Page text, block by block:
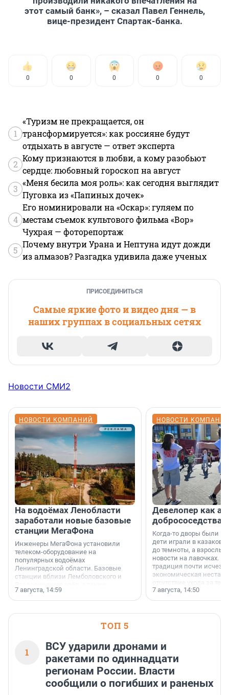
этот самый банк», – сказал Павел Геннель,
вице-президент Спартак-банка.
0 0 0 0 0
1
«Туризм не прекращается, он
трансформируется»: как россияне будут
отдыхать в августе — ответ эксперта
2
Кому признаются в любви, а кому разобьют
сердце: любовный гороскоп на август
3
«Меня бесила моя роль»: как сегодня выглядит
Пуговка из «Папиных дочек»
4
Его номинировали на «Оскар»: гуляем по
местам съемок культового фильма «Вор»
Чухрая — фоторепортаж
5
Почему внутри Урана и Нептуна идут дожди
из алмазов? Разгадка удивила даже ученых
ПРИСОЕДИНИТЬСЯ
Самые яркие фото и видео дня — в
наших группах в социальных сетях
Новости СМИ2
НОВОСТИ КОМПАНИЙ
На водоёмах Ленобласти
заработали новые базовые
станции МегаФона
Инженеры МегаФона установили
телеком-оборудование на
популярных водоёмах
Ленинградской области. Базовые
станции вблизи Лемболовского и
недалеко от Большого Тосненского
водопада.
7 августа, 14:59
НОВОСТИ
Девелопер как
добрососедства
Когда-то дворы были
дети играли в казаков-
до темноты, а
новости на лавочках. В
традиция почти
экономическая
отсутствие ухода за
сделали своё дело.
7 августа, 14:50
ТОП 5
1
ВСУ ударили дронами и
ракетами по одиннадцати
регионам России. Власти
сообщили о погибших и раненых